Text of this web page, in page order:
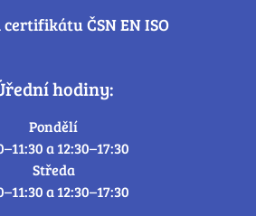
ČSN EN ISO
hodiny:
Pondělí
a 12:30–17:30
Středa
a 12:30–17:30